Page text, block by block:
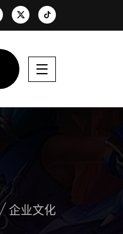
企业文化